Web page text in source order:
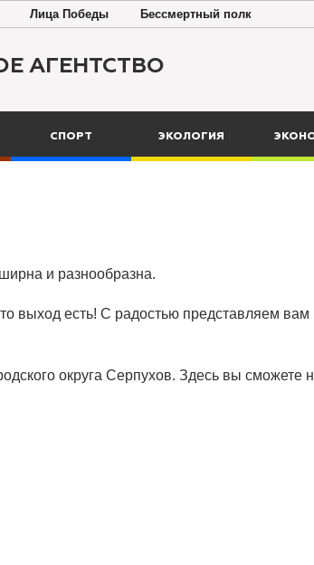
Лица Победы Бессмертный полк
АГЕНТСТВО
СПОРТ ЭКОЛОГИЯ
и разнообразна.
выход есть! С радостью представляем вам
округа Серпухов. Здесь вы сможете